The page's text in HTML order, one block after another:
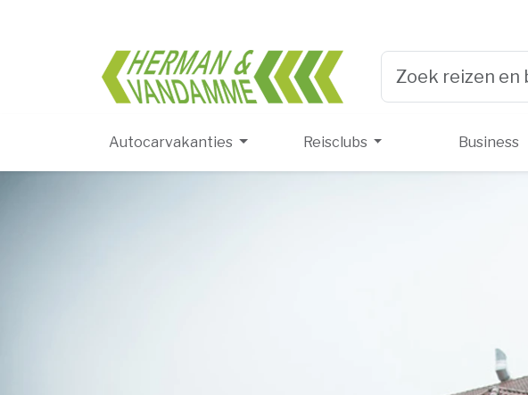
Herman & Vandamme
Autocarvakanties Reisclubs Business